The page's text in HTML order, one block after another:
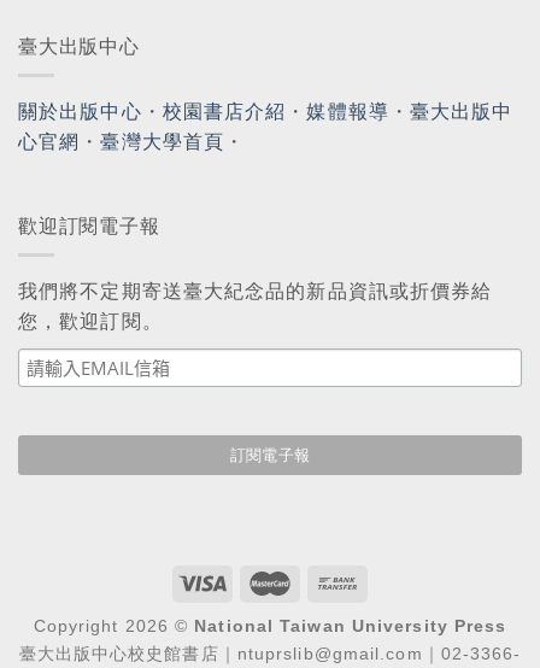
臺大出版中心
關於出版中心 ・ 校園書店介紹 ・媒體報導 ・ 臺大出版中
心官網 ・臺灣大學首頁 ・
歡迎訂閱電子報
我們將不定期寄送臺大紀念品的新品資訊或折價券給
您，歡迎訂閱。
Copyright 2026 © National Taiwan University Press
臺大出版中心校史館書店｜ntuprslib@gmail.com｜02-3366-